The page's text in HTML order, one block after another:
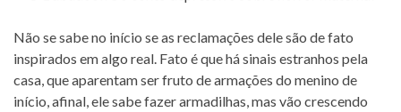
Não se sabe no início se as reclamações dele são de fato
inspirados em algo real. Fato é que há sinais estranhos pela
casa, que aparentam ser fruto de armações do menino de
início, afinal, ele sabe fazer armadilhas, mas vão crescendo